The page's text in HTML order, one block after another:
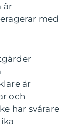
är
med
är
och
har svårare